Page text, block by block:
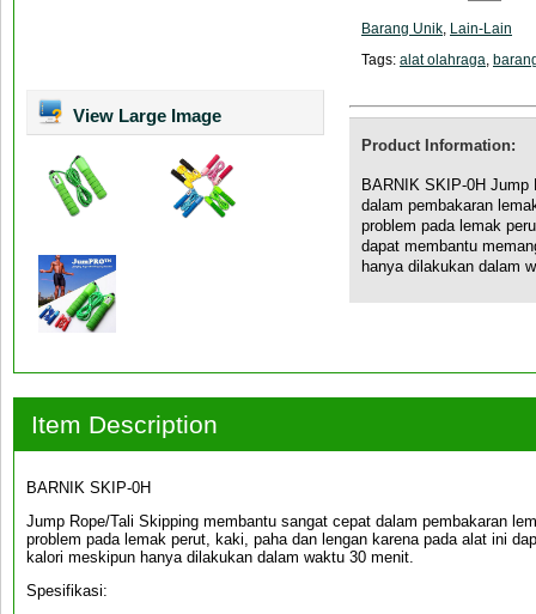
View Large Image
Barang Unik, Lain-Lain
Tags: alat olahraga,
Product Information:
BARNIK SKIP-0H Jump
dalam pembakaran
problem pada lemak
dapat membantu
hanya dilakukan dalam
Item Description
BARNIK SKIP-0H
Jump Rope/Tali Skipping membantu sangat cepat dalam pembakaran
problem pada lemak perut, kaki, paha dan lengan karena pada alat ini
kalori meskipun hanya dilakukan dalam waktu 30 menit.
Spesifikasi: